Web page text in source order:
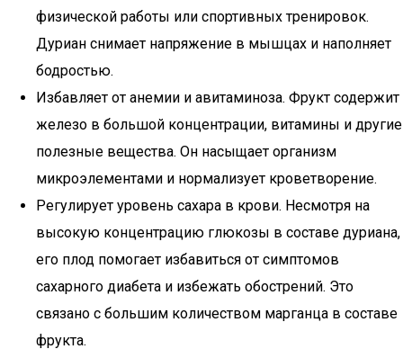
физической работы или спортивных тренировок.
Дуриан снимает напряжение в мышцах и наполняет
бодростью.
Избавляет от анемии и авитаминоза. Фрукт содержит
железо в большой концентрации, витамины и другие
полезные вещества. Он насыщает организм
микроэлементами и нормализует кроветворение.
Регулирует уровень сахара в крови. Несмотря на
высокую концентрацию глюкозы в составе дуриана,
его плод помогает избавиться от симптомов
сахарного диабета и избежать обострений. Это
связано с большим количеством марганца в составе
фрукта.